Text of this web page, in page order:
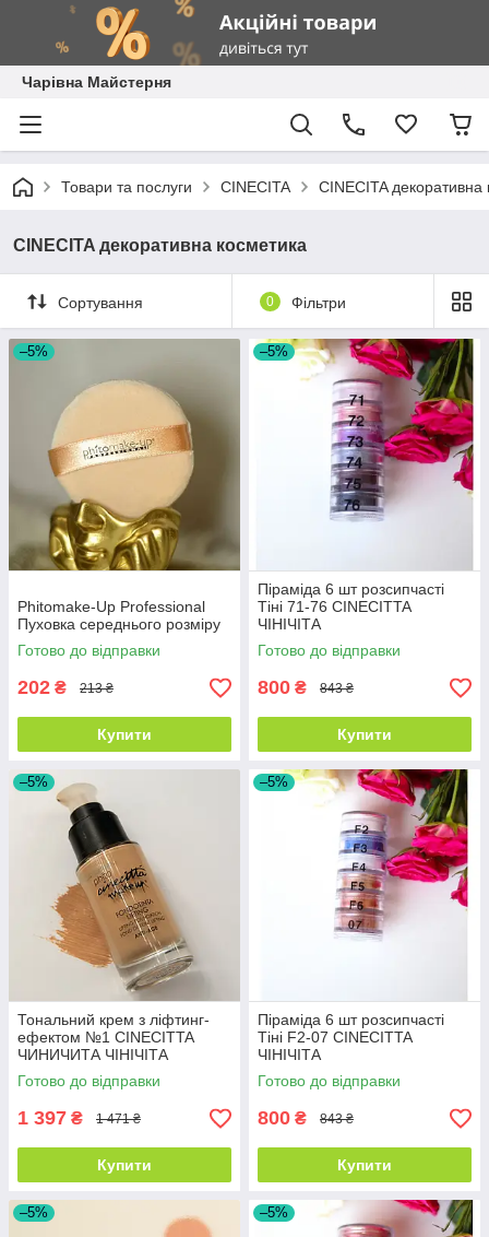
Чарівна Майстерня
Товари та послуги CINECITA CINECITA декоративна
CINECITA декоративна косметика
Сортування 0 Фільтри
–5%
Phitomake-Up Professional
Пуховка середнього розміру
Готово до відправки
202 ₴ 213 ₴
Купити
–5%
Піраміда 6 шт розсипчасті
Тіні 71-76 CINECITTA
ЧІНІЧІТА
Готово до відправки
800 ₴ 843 ₴
Купити
–5%
Тональний крем з ліфтинг-
ефектом №1 CINECITTA
ЧИНИЧИТА ЧІНІЧІТА
Готово до відправки
1 397 ₴ 1 471 ₴
Купити
–5%
Піраміда 6 шт розсипчасті
Тіні F2-07 CINECITTA
ЧІНІЧІТА
Готово до відправки
800 ₴ 843 ₴
Купити
–5% –5%